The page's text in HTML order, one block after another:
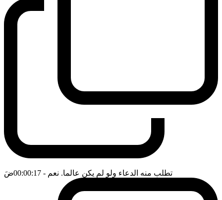
تطلب منه الدعاء ولو لم يكن عالما. نعم - 00:00:17 ضَ